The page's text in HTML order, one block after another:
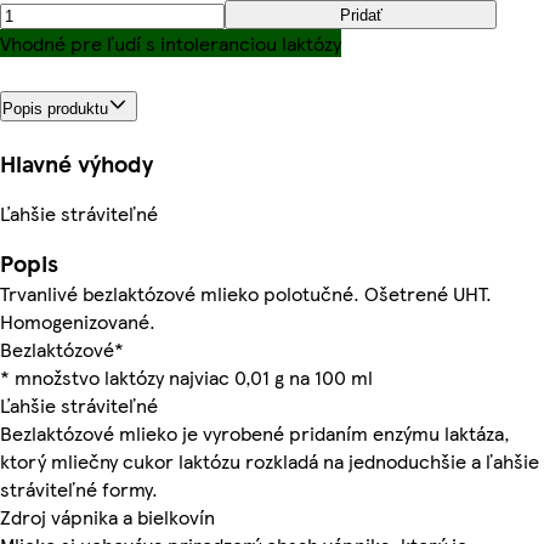
Pridať
Vhodné pre ľudí s intoleranciou laktózy
Popis produktu
Hlavné výhody
Ľahšie stráviteľné
Popis
Trvanlivé bezlaktózové mlieko polotučné. Ošetrené UHT.
Homogenizované.
Bezlaktózové*
* množstvo laktózy najviac 0,01 g na 100 ml
Ľahšie stráviteľné
Bezlaktózové mlieko je vyrobené pridaním enzýmu laktáza,
ktorý mliečny cukor laktózu rozkladá na jednoduchšie a ľahšie
stráviteľné formy.
Zdroj vápnika a bielkovín